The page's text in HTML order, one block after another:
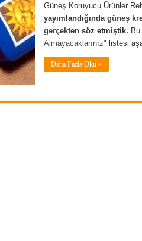
Güneş Koruyucu Ürünler
yayımlandığında güneş
gerçekten söz etmiştik. Bu
Almayacaklarınız" listesi
Daha Fazla Oku »